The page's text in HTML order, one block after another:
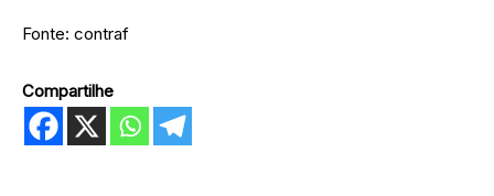
Fonte: contraf
Compartilhe